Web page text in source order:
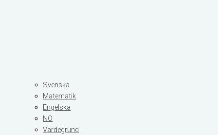
Svenska
Matematik
Engelska
NO
Värdegrund